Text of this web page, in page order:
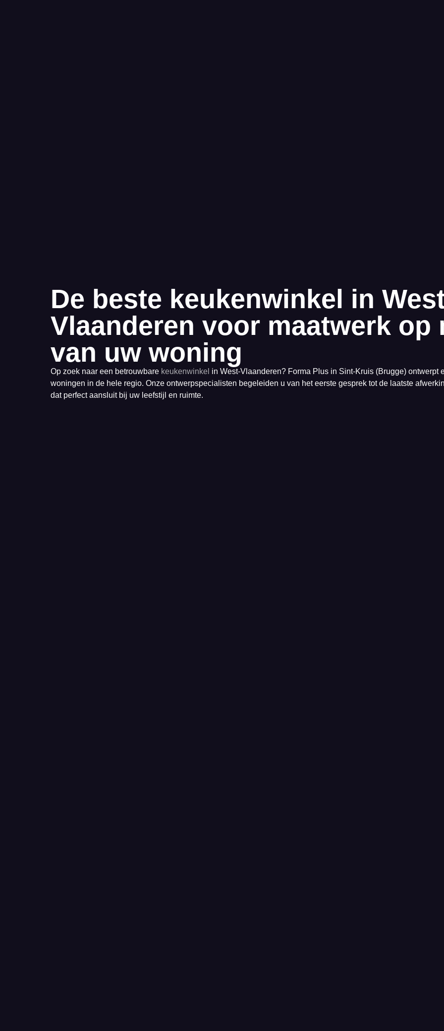
De beste keukenwinkel in
Vlaanderen voor maatwerk op
van uw woning
Op zoek naar een betrouwbare keukenwinkel in West-Vlaanderen? Forma Plus in Sint-Kruis (Brugge) ontwerpt
woningen in de hele regio. Onze ontwerpspecialisten begeleiden u van het eerste gesprek tot de laatste
dat perfect aansluit bij uw leefstijl en ruimte.